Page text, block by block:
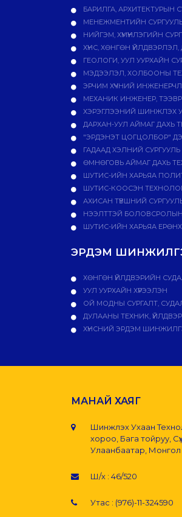
БАРИЛГА, АРХИТЕКТУРЫН
МЕНЕЖМЕНТИЙН
НИЙГЭМ, ХҮМҮҮНЛЭГИЙН
ХҮНС, ХӨНГӨН
ГЕОЛОГИ, УУЛ УУРХАЙН
МЭДЭЭЛЭЛ, ХОЛБООНЫ
ЭРЧИМ ХҮЧНИЙ
МЕХАНИК ИНЖЕНЕР,
ХЭРЭГЛЭЭНИЙ ШИНЖЛЭХ
ДАРХАН-УУЛ АЙМАГ ДАХЬ
"ЭРДЭНЭТ ЦОГЦОЛБОР"
ГАДААД ХЭЛНИЙ СУРГУУЛЬ
ӨМНӨГОВЬ АЙМАГ ДАХЬ
ШУТИС-ИЙН ХАРЬЯА
ШУТИС-КООСЭН
АХИСАН ТҮВШНИЙ
НЭЭЛТТЭЙ БОЛОВСРОЛЫН
ШУТИС-ИЙН ХАРЬЯА
ЭРДЭМ
ХӨНГӨН ҮЙЛДВЭРИЙН
УУЛ УУРХАЙН ХҮРЭЭЛЭН
ОЙ МОДНЫ СУРГАЛТ,
ДУЛААНЫ ТЕХНИК,
ХҮНСНИЙ ЭРДЭМ
МАНАЙ ХАЯГ
Шинжлэх Ухаан
хороо, Бага тойруу,
Улаанбаатар, Монгол
Ш/х : 46/520
Утас : (976)-11-324590